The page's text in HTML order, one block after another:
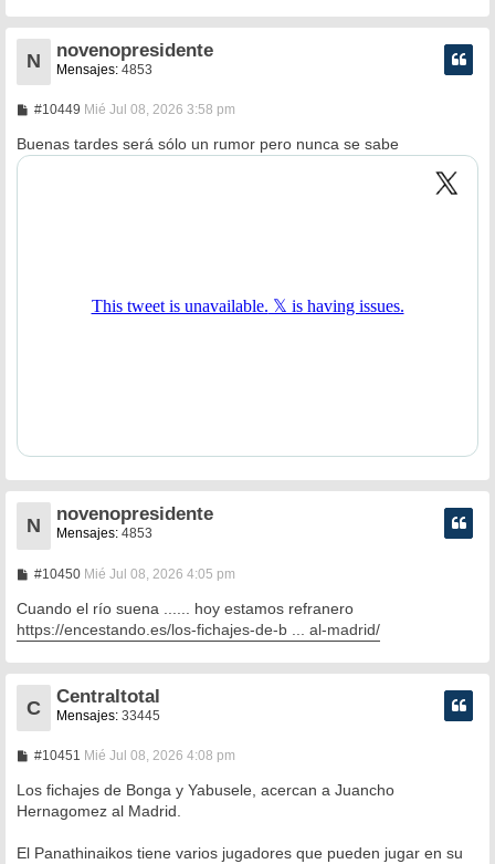
N
novenopresidente
Mensajes: 4853
#10449M
n
s
Mié Jul 08, 2026 3:58 pm
Buenas tardes será sólo un rumor pero nunca se sabe
N
novenopresidente
Mensajes: 4853
#10450M
n
s
a
e
Mié Jul 08, 2026 4:05 pm
Cuando el río suena ...... hoy estamos refranero
https://encestando.es/los-fichajes-de-b ... al-madrid/
C
Centraltotal
Mensajes: 33445
#10451 M
n
s
a
e
Mié Jul 08, 2026 4:08 pm
Los fichajes de Bonga y Yabusele, acercan a Juancho
Hernagomez al Madrid.
El Panathinaikos tiene varios jugadores que pueden jugar en su